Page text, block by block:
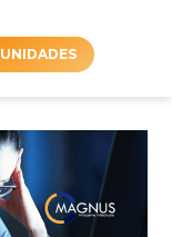
UNIDADES